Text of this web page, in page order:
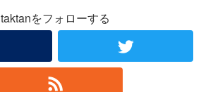
taktanをフォローする